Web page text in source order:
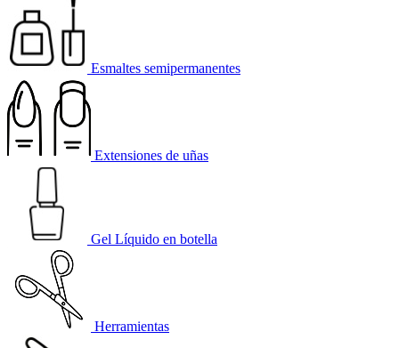
Esmaltes semipermanentes
Extensiones de uñas
Gel Líquido en botella
Herramientas